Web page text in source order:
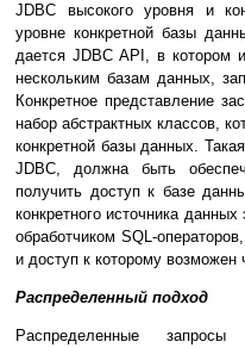
JDBC высокого уровня и
уровне конкретной базы
дается JDBC API, в котором
нескольким базам данных,
Конкретное представление
набор абстрактных классов,
конкретной базы данных.
JDBC, должна быть
получить доступ к базе
конкретного источника
обработчиком SQL-
и доступ к которому возможен
Распределенный подход
Распределенные